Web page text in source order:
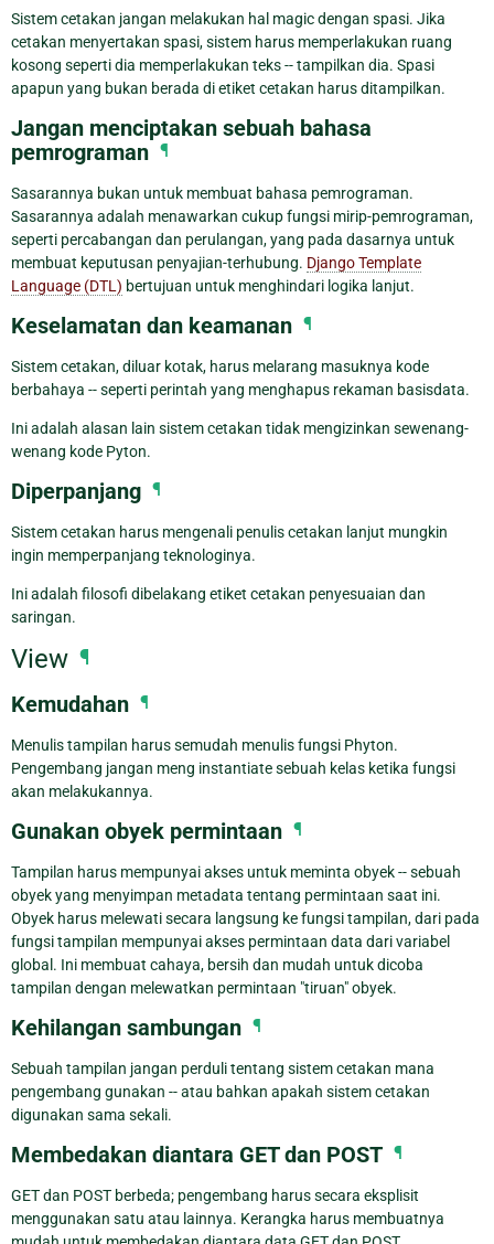
Sistem cetakan jangan melakukan hal magic dengan spasi. Jika
cetakan menyertakan spasi, sistem harus memperlakukan ruang
kosong seperti dia memperlakukan teks -- tampilkan dia. Spasi
apapun yang bukan berada di etiket cetakan harus ditampilkan.
Jangan menciptakan sebuah bahasa
pemrograman ¶
Sasarannya bukan untuk membuat bahasa pemrograman.
Sasarannya adalah menawarkan cukup fungsi mirip-pemrograman,
seperti percabangan dan perulangan, yang pada dasarnya untuk
membuat keputusan penyajian-terhubung. Django Template
Language (DTL) bertujuan untuk menghindari logika lanjut.
Keselamatan dan keamanan ¶
Sistem cetakan, diluar kotak, harus melarang masuknya kode
berbahaya -- seperti perintah yang menghapus rekaman basisdata.
Ini adalah alasan lain sistem cetakan tidak mengizinkan sewenang-
wenang kode Pyton.
Diperpanjang ¶
Sistem cetakan harus mengenali penulis cetakan lanjut mungkin
ingin memperpanjang teknologinya.
Ini adalah filosofi dibelakang etiket cetakan penyesuaian dan
saringan.
View ¶
Kemudahan ¶
Menulis tampilan harus semudah menulis fungsi Phyton.
Pengembang jangan meng instantiate sebuah kelas ketika fungsi
akan melakukannya.
Gunakan obyek permintaan ¶
Tampilan harus mempunyai akses untuk meminta obyek -- sebuah
obyek yang menyimpan metadata tentang permintaan saat ini.
Obyek harus melewati secara langsung ke fungsi tampilan, dari pada
fungsi tampilan mempunyai akses permintaan data dari variabel
global. Ini membuat cahaya, bersih dan mudah untuk dicoba
tampilan dengan melewatkan permintaan "tiruan" obyek.
Kehilangan sambungan ¶
Sebuah tampilan jangan perduli tentang sistem cetakan mana
pengembang gunakan -- atau bahkan apakah sistem cetakan
digunakan sama sekali.
Membedakan diantara GET dan POST ¶
GET dan POST berbeda; pengembang harus secara eksplisit
menggunakan satu atau lainnya. Kerangka harus membuatnya